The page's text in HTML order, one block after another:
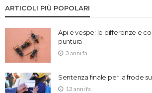
ARTICOLI PIÙ POPOLARI
Api e vespe: le differenze e
puntura
3 anni fa
Sentenza finale per la frode
12 anni fa